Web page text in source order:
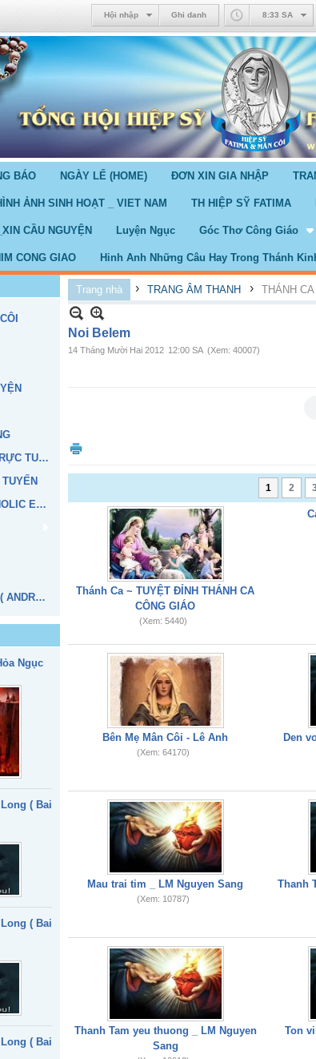
Hội nhập Ghi danh 8:33 SA
BÁO NGÀY LỂ (HOME) ĐƠN XIN GIA NHẬP
ẢNH SINH HOẠT _ VIET NAM TH HIỆP SỸ FATIMA
CẦU NGUYỆN Luyện Ngục Góc Thơ Công Giáo
CONG GIAO Hinh Anh Những Câu Hay Trong Thánh
CLIPS ST_BÀI GIẢNG TRỰC TUYẾN
ENGLISH CLIPS _ CATHOLIC EDUCATION
FREE APP CÔNG GIÁO ( ANDROID, IOS)
Ngục
( Bai
( Bai
( Bai
Trang nhà › TRANG ÂM THANH › THÁNH CA
Noi Belem
14 Tháng Mười Hai 2012 12:00 SA (Xem: 40007)
1 2
Thánh Ca ~ TUYỆT ĐỈNH THÁNH CA
CÔNG GIÁO
(Xem: 5440)
Bên Mẹ Mân Côi - Lê Anh
(Xem: 64170)
Den
Mau trai tim _ LM Nguyen Sang
(Xem: 10787)
Thanh
Thanh Tam yeu thuong _ LM Nguyen
Sang
Ton